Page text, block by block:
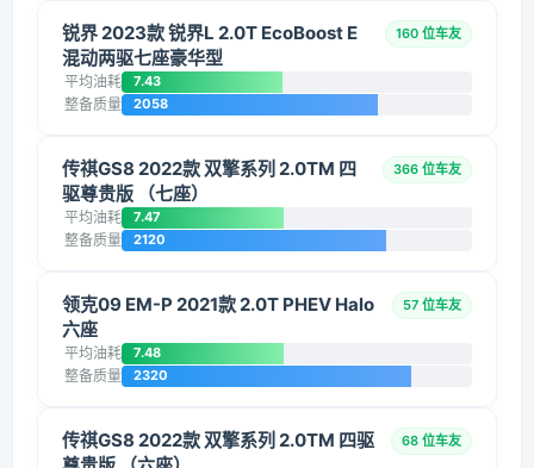
锐界 2023款 锐界L 2.0T EcoBoost E
混动两驱七座豪华型
160 位车友
平均油耗 7.43
整备质量 2058
传祺GS8 2022款 双擎系列 2.0TM 四
驱尊贵版 （七座）
366 位车友
平均油耗 7.47
整备质量 2120
领克09 EM-P 2021款 2.0T PHEV Halo
六座
57 位车友
平均油耗 7.48
整备质量 2320
传祺GS8 2022款 双擎系列 2.0TM 四驱
68 位车友